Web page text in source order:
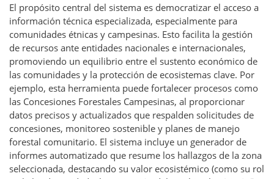
El propósito central del sistema es democratizar el acceso a
información técnica especializada, especialmente para
comunidades étnicas y campesinas. Esto facilita la gestión
de recursos ante entidades nacionales e internacionales,
promoviendo un equilibrio entre el sustento económico de
las comunidades y la protección de ecosistemas clave. Por
ejemplo, esta herramienta puede fortalecer procesos como
las Concesiones Forestales Campesinas, al proporcionar
datos precisos y actualizados que respalden solicitudes de
concesiones, monitoreo sostenible y planes de manejo
forestal comunitario. El sistema incluye un generador de
informes automatizado que resume los hallazgos de la zona
seleccionada, destacando su valor ecosistémico (como su rol